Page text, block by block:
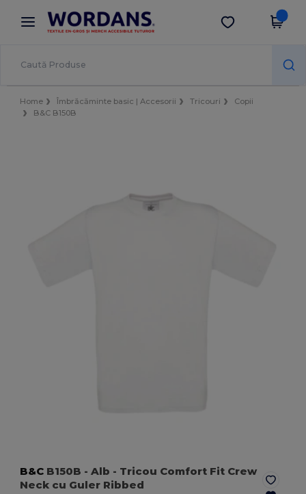
× Aplicația Wordans
Prețuri mai bune în aplicație!
Descarcă app
Home Îmbrăcăminte basic | Accesorii Tricouri
Copii
B&C B150B
B&C B150B - Alb - Tricou Comfort Fit Crew
Neck cu Guler Ribbed